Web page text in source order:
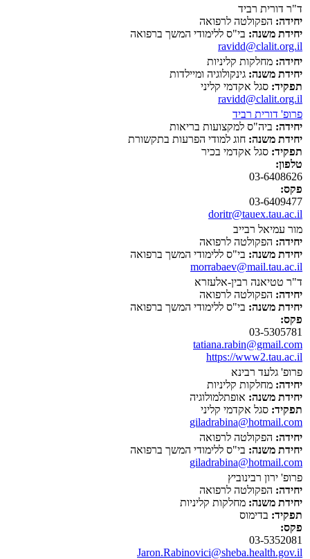
ד"ר דורית רביד
יחידה: הפקולטה לרפואה
יחידת משנה: בי"ס ללימודי המשך ברפואה
ravidd@clalit.org.il
יחידה: מחלקות קליניות
יחידת משנה: גינקולוגיה ומיילדות
תפקיד: סגל אקדמי קליני
ravidd@clalit.org.il
פרופ' דורית רביד
יחידה: ביה"ס למקצועות בריאות
יחידת משנה: חוג למודי הפרעות בתקשורת
תפקיד: סגל אקדמי בכיר
טלפון:
03-6408626
פקס:
03-6409477
doritr@tauex.tau.ac.il
מור עמיאל רבייב
יחידה: הפקולטה לרפואה
יחידת משנה: בי"ס ללימודי המשך ברפואה
morrabaev@mail.tau.ac.il
ד"ר טטיאנה רבין-אלעזרא
יחידה: הפקולטה לרפואה
יחידת משנה: בי"ס ללימודי המשך ברפואה
פקס:
03-5305781
tatiana.rabin@gmail.com
https://www2.tau.ac.il
פרופ' גלעד רבינא
יחידה: מחלקות קליניות
יחידת משנה: אופתלמולוגיה
תפקיד: סגל אקדמי קליני
giladrabina@hotmail.com
יחידה: הפקולטה לרפואה
יחידת משנה: בי"ס ללימודי המשך ברפואה
giladrabina@hotmail.com
פרופ' ירון רבינוביץ
יחידה: הפקולטה לרפואה
יחידת משנה: מחלקות קליניות
תפקיד: בדימוס
פקס:
03-5352081
Jaron.Rabinovici@sheba.health.gov.il